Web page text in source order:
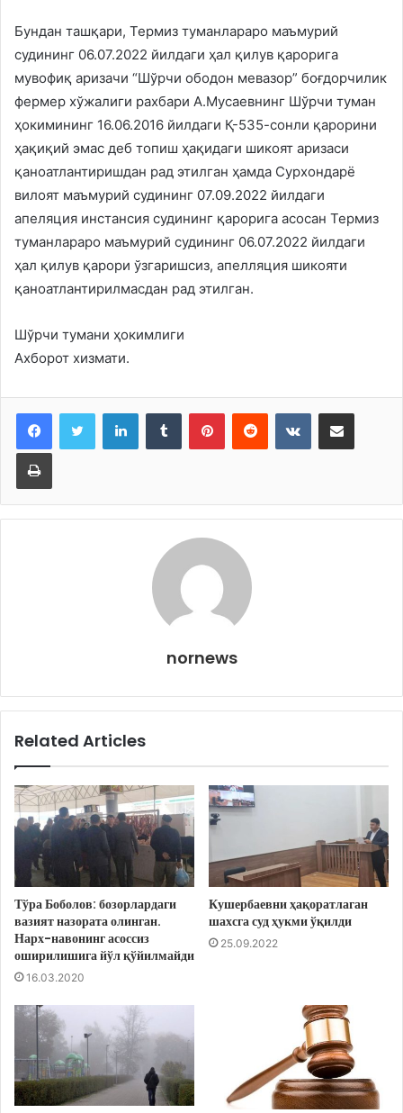
Бундан ташқари, Термиз туманлараро маъмурий
судининг 06.07.2022 йилдаги ҳал қилув қарорига
мувофиқ аризачи “Шўрчи ободон мевазор” боғдорчилик
фермер хўжалиги рахбари А.Мусаевнинг Шўрчи туман
ҳокимининг 16.06.2016 йилдаги Қ-535-сонли қарорини
ҳақиқий эмас деб топиш ҳақидаги шикоят аризаси
қаноатлантиришдан рад этилган ҳамда Сурхондарё
вилоят маъмурий судининг 07.09.2022 йилдаги
апеляция инстансия судининг қарорига асосан Термиз
туманлараро маъмурий судининг 06.07.2022 йилдаги
ҳал қилув қарори ўзгаришсиз, апелляция шикояти
қаноатлантирилмасдан рад этилган.
Шўрчи тумани ҳокимлиги
Ахборот хизмати.
LinkedInTumblr PinterestReddit VKontakteShare via Email
Print
nornews
Related Articles
Тўра Боболов: бозорлардаги
вазият назората олинган.
Нарх-навонинг асоссиз
оширилишига йўл қўйилмайди
16.03.2020
Кушербаевни ҳақоратлаган
шахсга суд ҳукми ўқилди
25.09.2022